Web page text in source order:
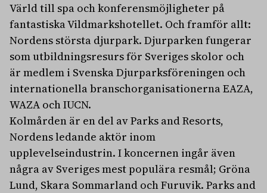
Värld till spa och konferensmöjligheter på
fantastiska Vildmarkshotellet. Och framför allt:
Nordens största djurpark. Djurparken fungerar
som utbildningsresurs för Sveriges skolor och
är medlem i Svenska Djurparksföreningen och
internationella branschorganisationerna EAZA,
WAZA och IUCN.
Kolmården är en del av Parks and Resorts,
Nordens ledande aktör inom
upplevelseindustrin. I koncernen ingår även
några av Sveriges mest populära resmål; Gröna
Lund, Skara Sommarland och Furuvik. Parks and